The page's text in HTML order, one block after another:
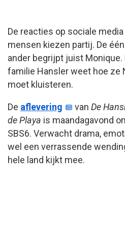
De reacties op sociale
mensen kiezen partij. De
ander begrijpt juist Monique.
familie Hansler weet hoe ze
moet kluisteren.
De aflevering vanDe
de Playa is maandagavond
SBS6. Verwacht drama,
wel een verrassende
hele land kijkt mee.